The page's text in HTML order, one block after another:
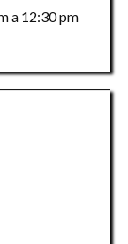
a 12:30 pm